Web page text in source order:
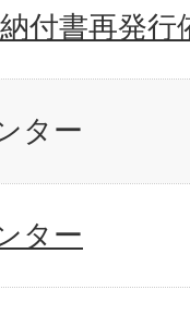
付書再発行
ター
ター